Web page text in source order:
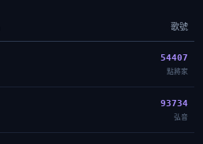
歌號
54407
點將家
93734
弘音